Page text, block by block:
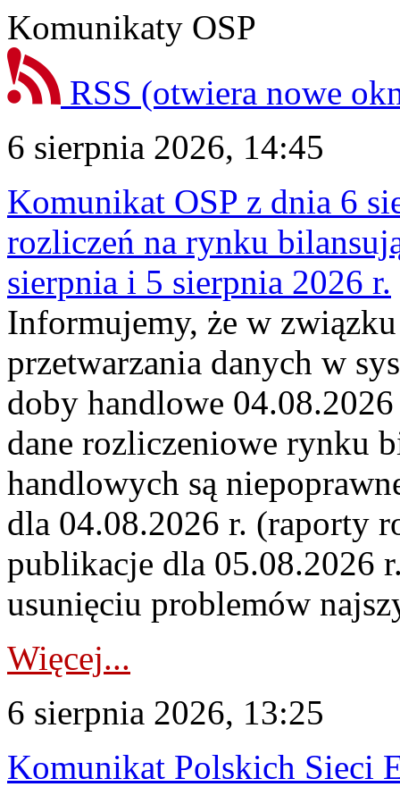
Komunikaty OSP
RSS (otwiera nowe
6 sierpnia 2026, 14:45
Komunikat OSP z dnia 6
rozliczeń na rynku
sierpnia i 5 sierpnia 2026 r.
Informujemy, że w
przetwarzania danych w
doby handlowe
dane rozliczeniowe rynku
handlowych są
dla 04.08.2026 r. (raporty
publikacje dla 05.08.2026
usunięciu problemów
Więcej...
6 sierpnia 2026, 13:25
Komunikat Polskich Sieci